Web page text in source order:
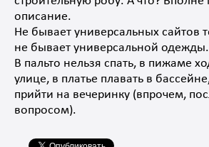
описание.
Не бывает универсальных сайтов
не бывает универсальной одежды.
В пальто нельзя спать, в пижаме
улице, в платье плавать в
прийти на вечеринку (впрочем,
вопросом).